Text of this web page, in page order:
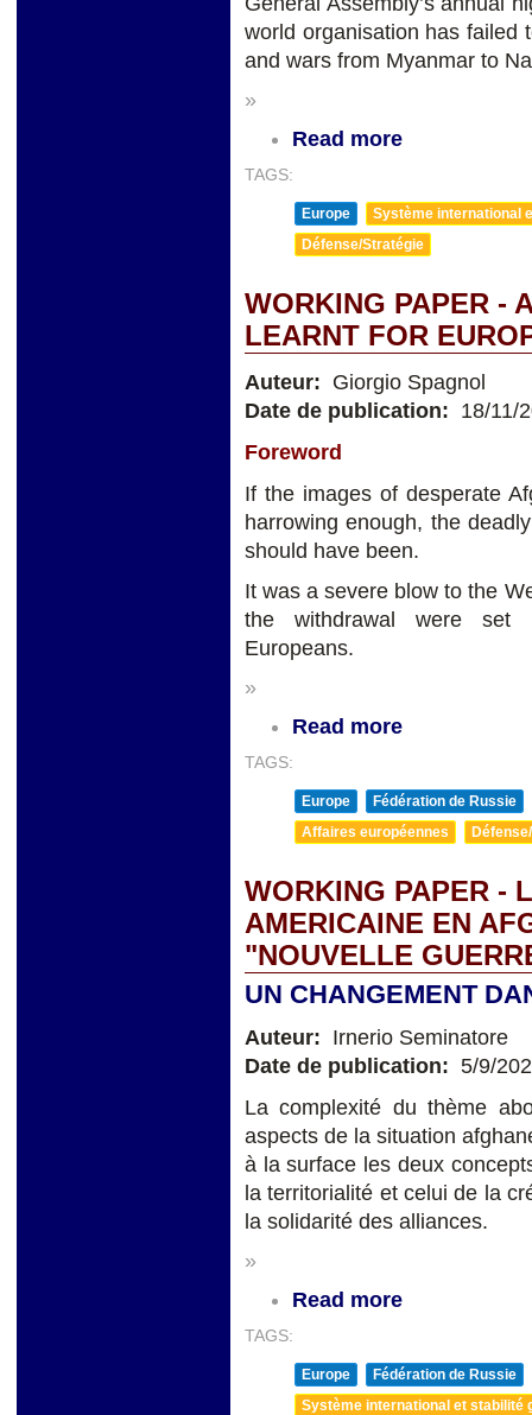
world organisation has failed
and wars from Myanmar to
»
Read more
TAGS:
Europe
Système international
Défense/Stratégie
WORKING PAPER -
LEARNT FOR
Auteur: Giorgio Spagnol
Date de publication: 18/11/
Foreword
If the images of desperate
harrowing enough, the
should have been.
It was a severe blow to the
the withdrawal were set
Europeans.
»
Read more
TAGS:
Europe
Fédération de Russie
Affaires européennes
WORKING PAPER -
AMERICAINE EN
"NOUVELLE
UN CHANGEMENT
Auteur: Irnerio Seminatore
Date de publication: 5/9/
La complexité du thème
aspects de la situation
à la surface les deux
la territorialité et celui de la
la solidarité des alliances.
»
Read more
TAGS:
Europe
Fédération de Russie
Système international et stabilité